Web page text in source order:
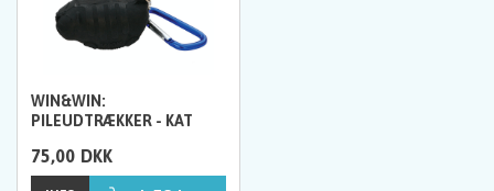
WIN&WIN:
PILEUDTRÆKKER - KAT
75,00 DKK